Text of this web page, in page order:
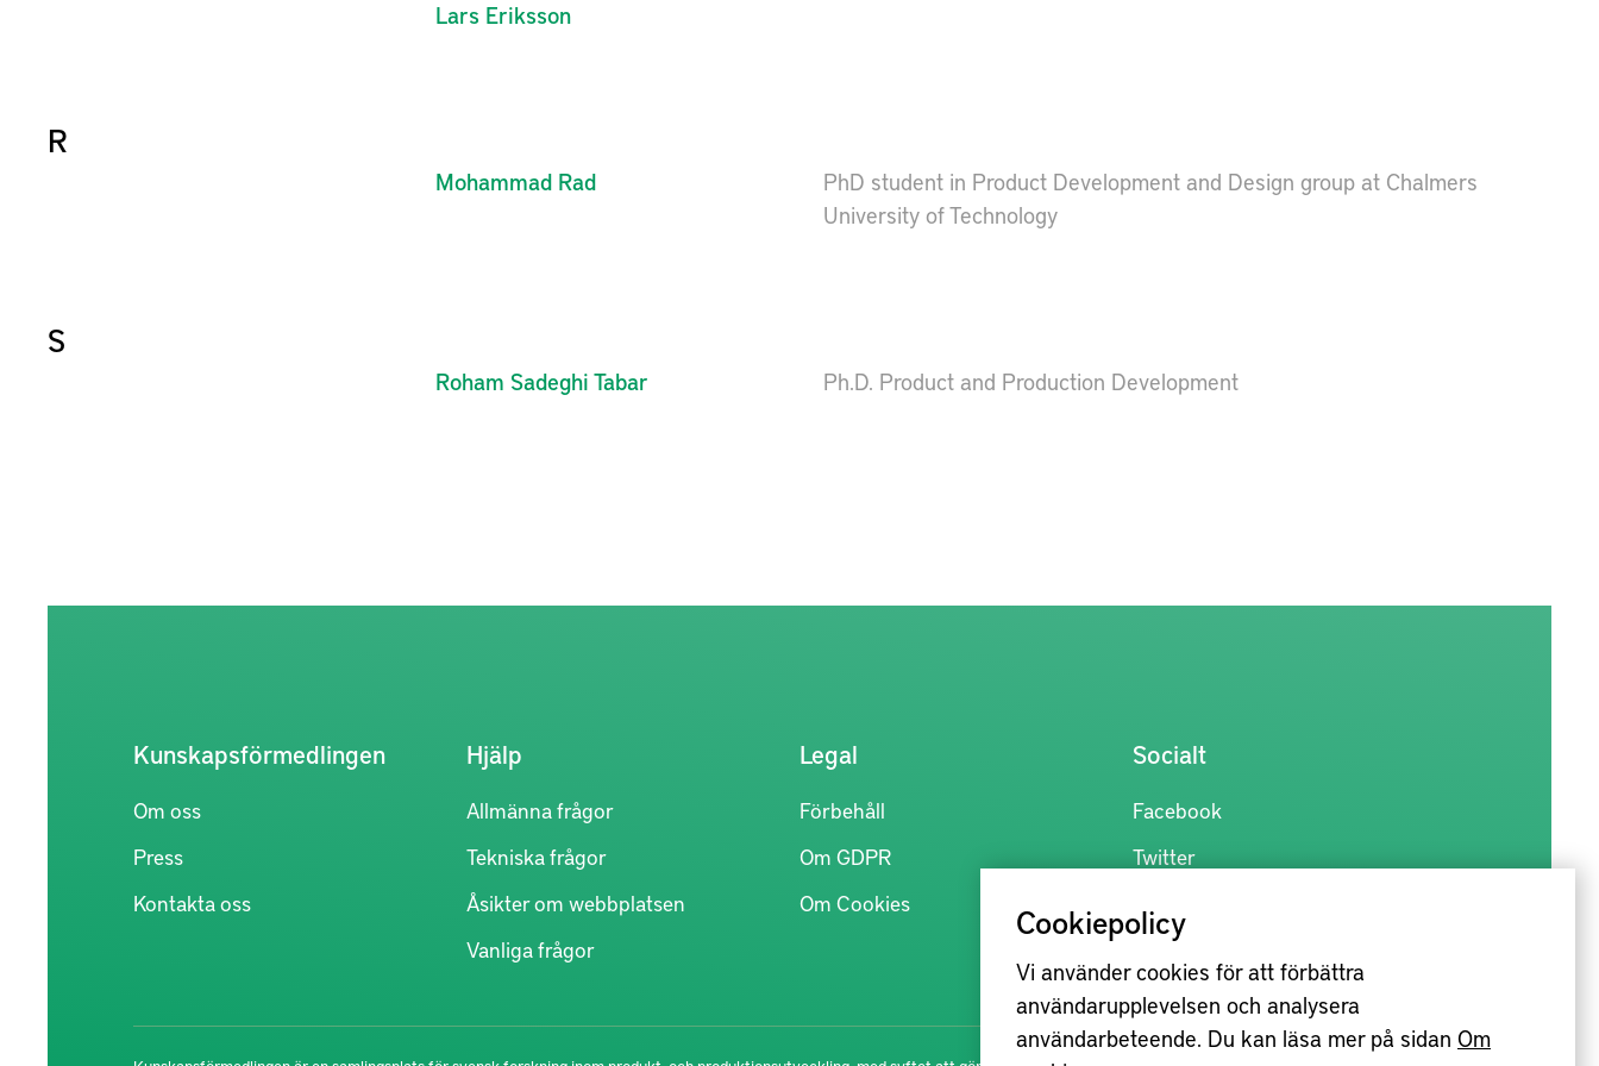
Lars Eriksson
R
Mohammad Rad
PhD student in Product Development and Design group at Chalmers
University of Technology
S
Roham Sadeghi Tabar Ph.D. Product and Production Development
Cookiepolicy
Vi använder cookies för att förbättra
användarupplevelsen och analysera
användarbeteende. Du kan läsa mer på sidan Om
Kunskapsförmedlingen
Om oss
Press
Kontakta oss
Hjälp
Allmänna frågor
Tekniska frågor
Åsikter om webbplatsen
Vanliga frågor
Legal
Förbehåll
Om GDPR
Om Cookies
Socialt
Facebook
Twitter